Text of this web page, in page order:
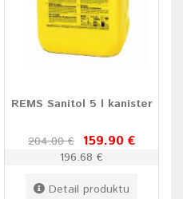
REMS Sanitol 5 l kanister
204.00 € 159.90 €
196.68 €
Detail produktu